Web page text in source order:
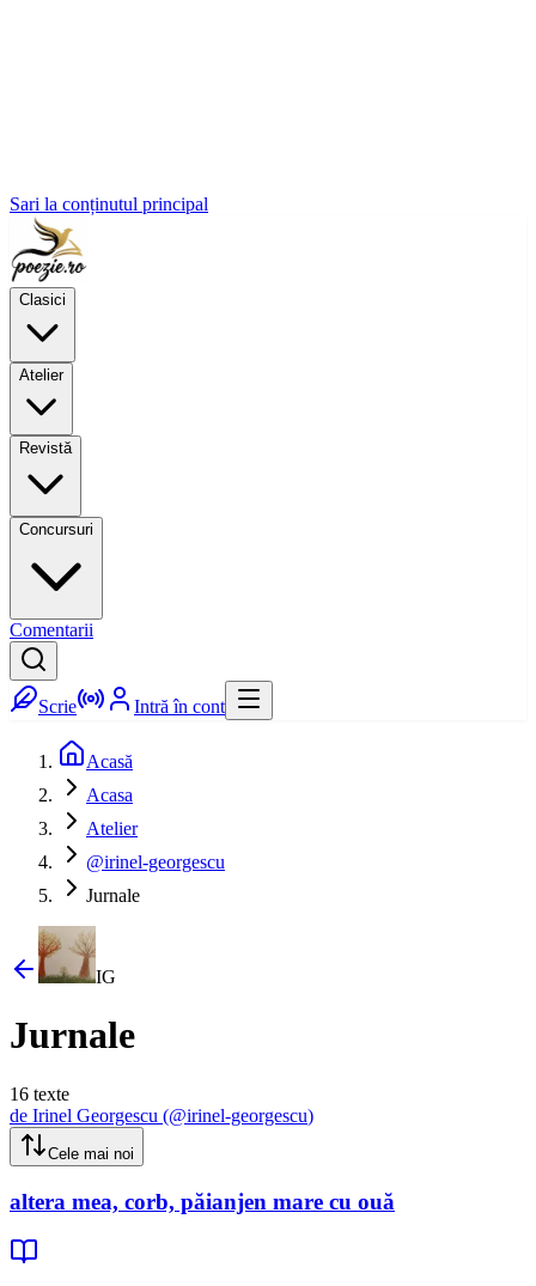
Sari la conținutul principal
Clasici
Atelier
Revistă
Concursuri
Comentarii
Scrie Intră în cont
Acasă
Acasa
Atelier
@irinel-georgescu
Jurnale
IG
Jurnale
16 texte
de Irinel Georgescu (@irinel-georgescu)
Cele mai noi
altera mea, corb, păianjen mare cu ouă